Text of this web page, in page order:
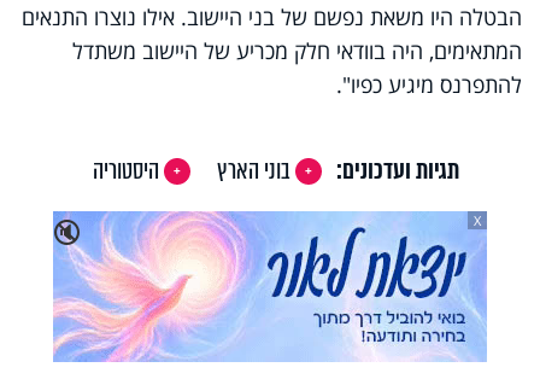
הבטלה היו משאת נפשם של בני היישוב. אילו נוצרו התנאים
המתאימים, היה בוודאי חלק מכריע של היישוב משתדל
להתפרנס מיגיע כפיו".
תגיות ועדכונים: בוני הארץ
היסטוריה
🔇
X